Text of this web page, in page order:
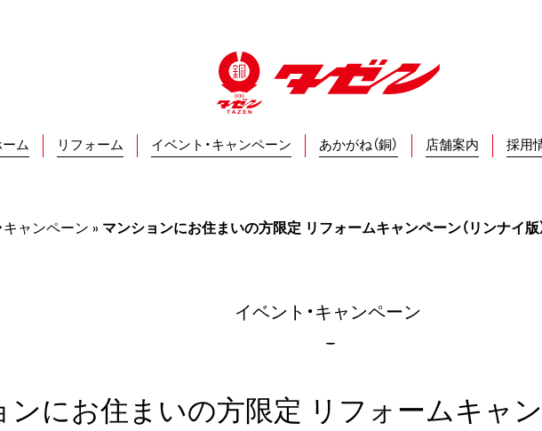
ム リフォーム イベント・キャンペーン あかがね（銅） 店舗案内 採用
キャンペーン » マンションにお住まいの方限定 リフォームキャンペーン（リンナイ版
イベント・キャンペーン
ンにお住まいの方限定 リフォームキャン